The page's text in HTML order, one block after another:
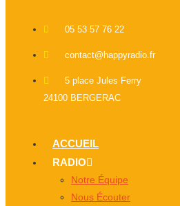
05 53 57 76 22
contact@happyradio.fr
5 place Jules Ferry
24100 BERGERAC
ACCUEIL
RADIO
Notre Équipe
Nous Écouter